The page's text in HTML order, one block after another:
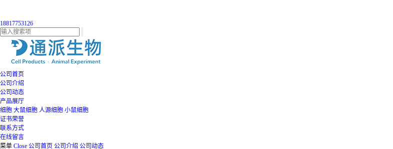
18817753126
公司首页
公司介绍
公司动态
产品展厅
细胞 大鼠细胞 人源细胞 小鼠细胞
证书荣誉
联系方式
在线留言
菜单 Close 公司首页 公司介绍 公司动态